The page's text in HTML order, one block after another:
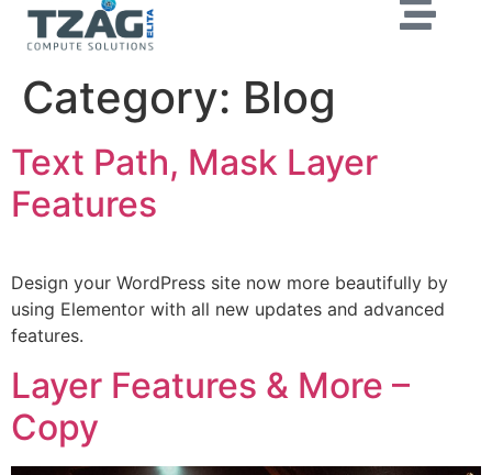
Category: Blog
Text Path, Mask Layer
Features
Design your WordPress site now more beautifully by
using Elementor with all new updates and advanced
features.
Layer Features & More –
Copy